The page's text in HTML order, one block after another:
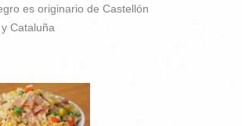
es originario de Castellón
Cataluña